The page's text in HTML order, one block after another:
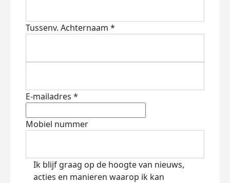
Tussenv. Achternaam *
E-mailadres *
Mobiel nummer
Ik blijf graag op de hoogte van nieuws,
acties en manieren waarop ik kan